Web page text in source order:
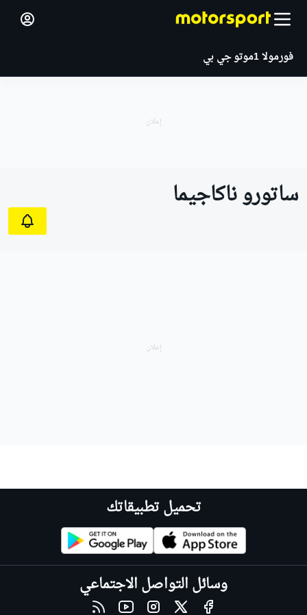
فورمولا 1 موتو جي بي
ساتورو ناكاجيما
تحميل تطبيقاتك
وسائل التواصل الاجتماعي